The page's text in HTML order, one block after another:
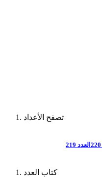
تصفح الأعداد
العدد 219
كتاب العدد